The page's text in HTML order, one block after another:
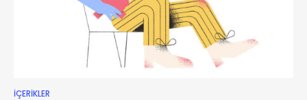
İÇERIKLER